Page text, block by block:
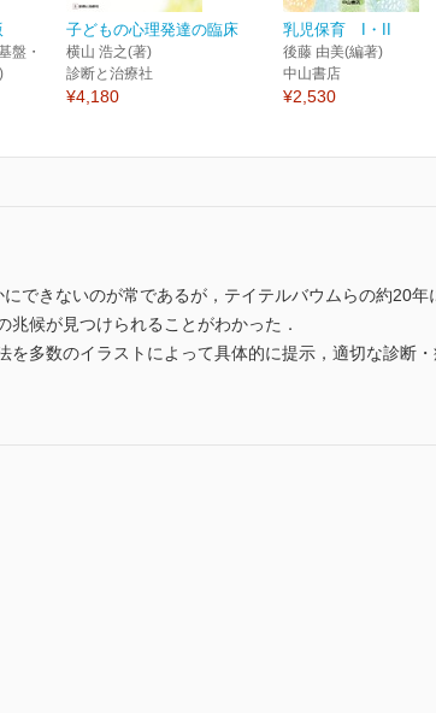
盤・
子どもの心理発達の臨床
横山 浩之(著)
診断と治療社
¥4,180
乳児保育 I・II
後藤 由美(編著)
中山書店
¥2,530
できないのが常であるが，テイテルバウムらの約20
候が見つけられることがわかった．
多数のイラストによって具体的に提示，適切な診断